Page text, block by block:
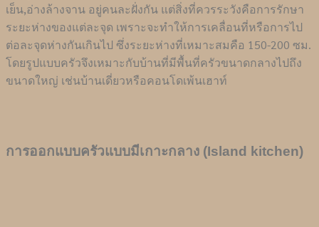
เย็น,อ่างล้างจาน อยู่คนละฝั่งกัน แต่สิ่งที่ควรระวังคือการรักษา
ระยะห่างของแต่ละจุด เพราะจะทำให้การเคลื่อนที่หรือการไป
ต่อละจุดห่างกันเกินไป ซึ่งระยะห่างที่เหมาะสมคือ 150-200 ซม.
โดยรูปแบบครัวจึงเหมาะกับบ้านที่มีพื้นที่ครัวขนาดกลางไปถึง
ขนาดใหญ่ เช่นบ้านเดี่ยวหรือคอนโดเพ้นเฮาท์
การออกแบบครัวแบบมีเกาะกลาง (Island kitchen)